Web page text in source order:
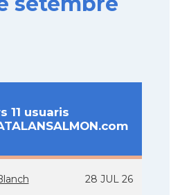
11 usuaris
28 JUL 26